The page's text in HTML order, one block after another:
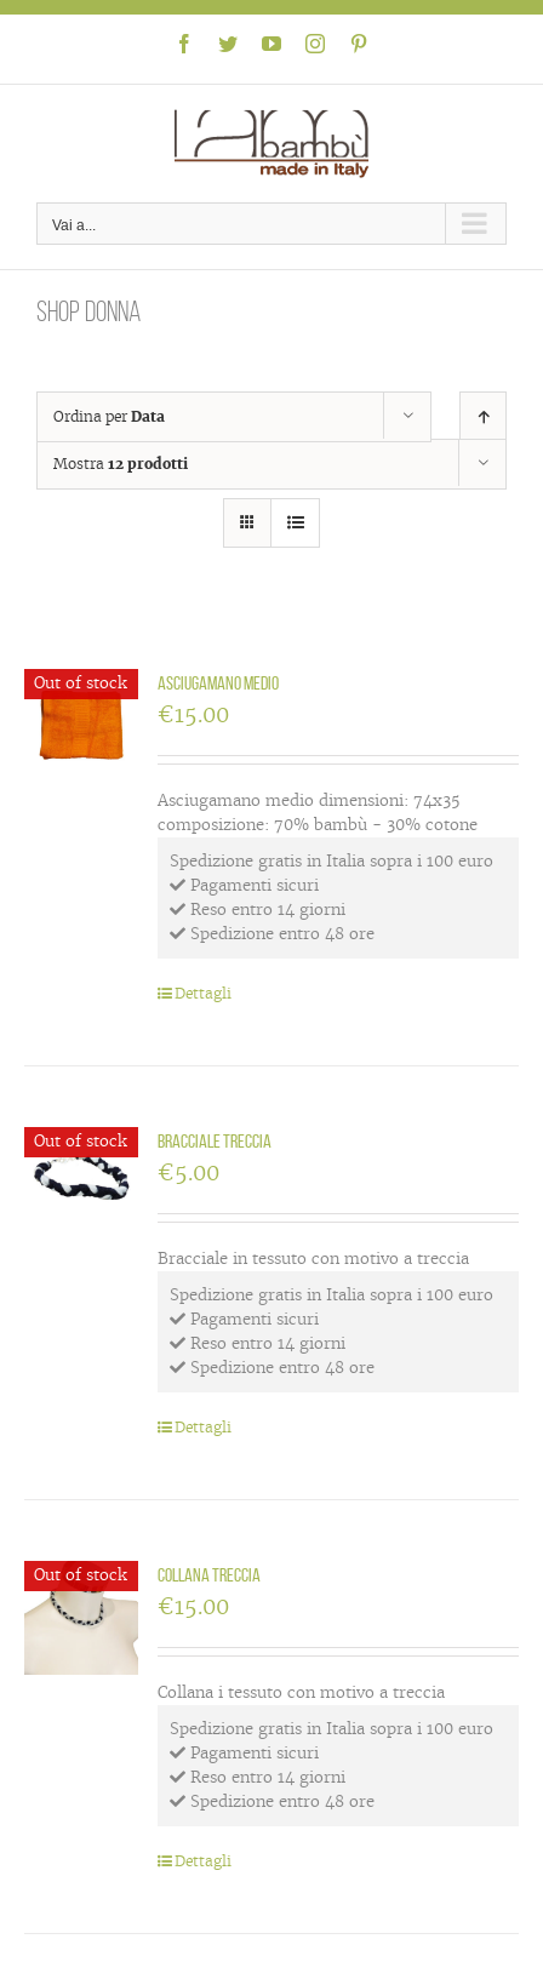
Skip
Facebook
TwitterYouTubeInstagram
Vai a...
Shop donna
Ordina perData
Mostra 12 prodotti
Out of stock Asciugamano medio
€15.00
Asciugamano medio dimensioni: 74x35
composizione: 70% bambù - 30% cotone
Spedizione gratis in Italia sopra i 100 euro
Pagamenti sicuri
Reso entro 14 giorni
Spedizione entro 48 ore
Dettagli
Out of stock Bracciale treccia
€5.00
Bracciale in tessuto con motivo a treccia
Spedizione gratis in Italia sopra i 100 euro
Pagamenti sicuri
Reso entro 14 giorni
Spedizione entro 48 ore
Dettagli
Out of stock Collana treccia
€15.00
Collana i tessuto con motivo a treccia
Spedizione gratis in Italia sopra i 100 euro
Pagamenti sicuri
Reso entro 14 giorni
Spedizione entro 48 ore
Dettagli